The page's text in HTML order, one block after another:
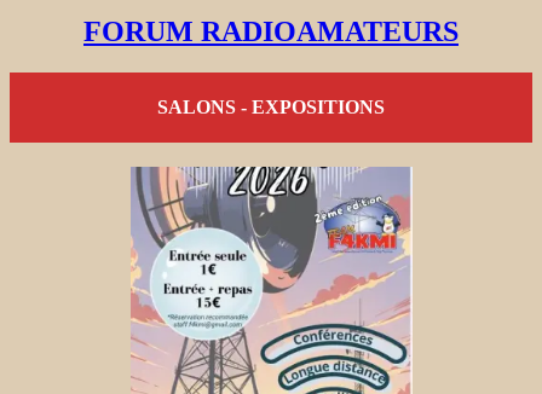
FORUM RADIOAMATEURS
SALONS - EXPOSITIONS